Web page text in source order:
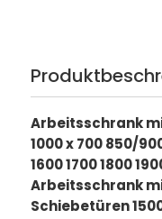
Arbeitsschrank
1000 x 700 850/
1600 1700 1800
Arbeitsschrank
Schiebetüren